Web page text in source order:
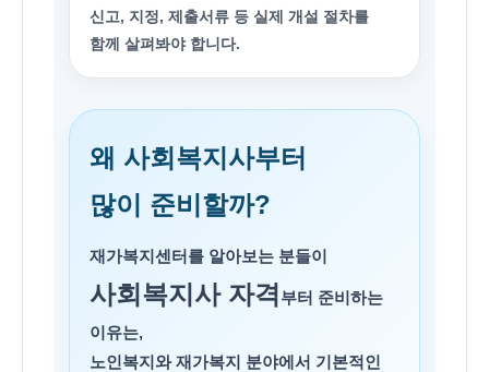
신고, 지정, 제출서류 등 실제 개설 절차를
함께 살펴봐야 합니다.
왜 사회복지사부터
많이 준비할까?
재가복지센터를 알아보는 분들이
사회복지사 자격 부터 준비하는
이유는,
노인복지와 재가복지 분야에서 기본적인